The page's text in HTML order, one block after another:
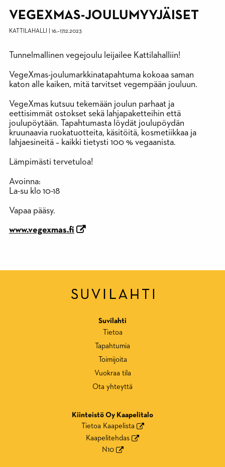
VEGEXMAS-JOULUMYYJÄISET
KATTILAHALLI 16.–17.12.2023
Tunnelmallinen vegejoulu leijailee Kattilahalliin!
VegeXmas-joulumarkkinatapahtuma kokoaa saman
katon alle kaiken, mitä tarvitset vegempään jouluun.
VegeXmas kutsuu tekemään joulun parhaat ja
eettisimmät ostokset sekä lahjapaketteihin että
joulupöytään. Tapahtumasta löydät joulupöydän
kruunaavia ruokatuotteita, käsitöitä, kosmetiikkaa ja
lahjaesineitä – kaikki tietysti 100 % vegaanista.
Lämpimästi tervetuloa!
Avoinna:
La-su klo 10-18
Vapaa pääsy.
www.vegexmas.fi
Suvilahti
Tietoa
Tapahtumia
Toimijoita
Vuokraa tila
Ota yhteyttä
Kiinteistö Oy Kaapelitalo
Tietoa Kaapelista
Kaapelitehdas
N10